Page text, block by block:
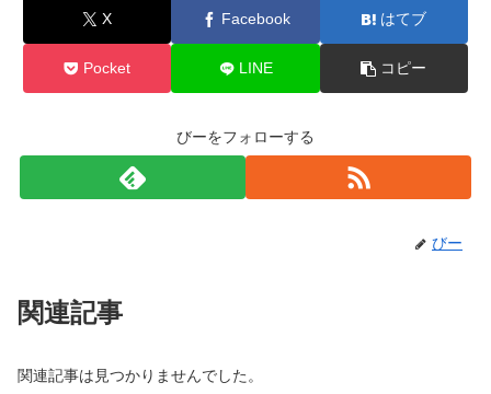
X Facebook はてブ
Pocket LINE コピー
びーをフォローする
びー
関連記事
関連記事は見つかりませんでした。